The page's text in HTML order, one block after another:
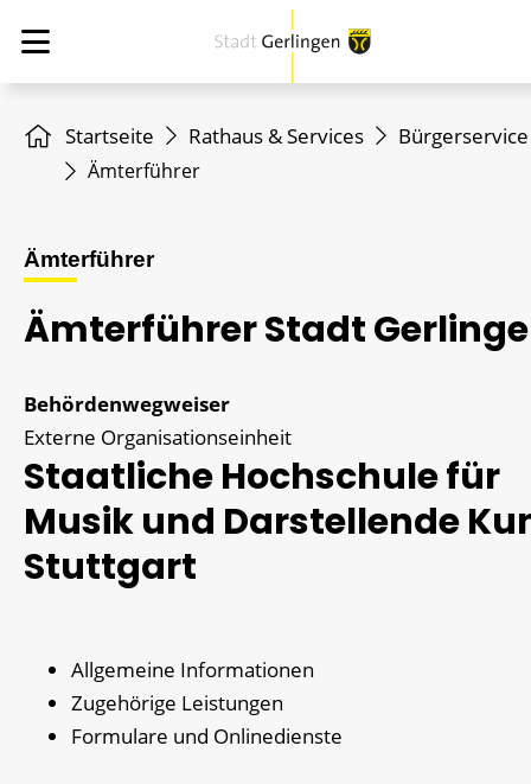
Startseite Rathaus & Services Bürgerservice
Ämterführer
Ämterführer
Ämterführer Stadt
Behördenwegweiser
Externe Organisationseinheit
Staatliche Hochschule für
Musik und Darstellende
Stuttgart
Allgemeine Informationen
Zugehörige Leistungen
Formulare und Onlinedienste